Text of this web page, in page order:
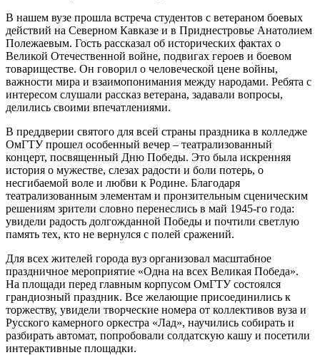
В нашем вузе прошла встреча студентов с ветераном боевых
действий на Северном Кавказе и в Приднестровье Анатолием
Полежаевым. Гость рассказал об исторических фактах о
Великой Отечественной войне, подвигах героев и боевом
товариществе. Он говорил о человеческой цене войны,
важности мира и взаимопонимания между народами. Ребята с
интересом слушали рассказ ветерана, задавали вопросы,
делились своими впечатлениями.
В преддверии святого для всей страны праздника в колледже
ОмГТУ прошел особенный вечер – театрализованный
концерт, посвященный Дню Победы. Это была искренняя
история о мужестве, слезах радости и боли потерь, о
несгибаемой воле и любви к Родине. Благодаря
театрализованным элементам и пронзительным сценическим
решениям зрители словно перенеслись в май 1945-го года:
увидели радость долгожданной Победы и почтили светлую
память тех, кто не вернулся с полей сражений.
Для всех жителей города вуз организовал масштабное
праздничное мероприятие «Одна на всех Великая Победа».
На площади перед главным корпусом ОмГТУ состоялся
грандиозный праздник. Все желающие присоединились к
торжеству, увидели творческие номера от коллективов вуза и
Русского камерного оркестра «Лад», научились собирать и
разбирать автомат, попробовали солдатскую кашу и посетили
интерактивные площадки.